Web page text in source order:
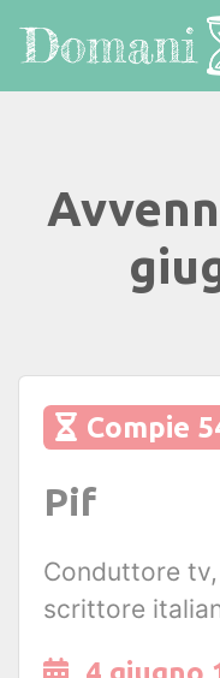
Compie
Pif
Conduttore
scrittore